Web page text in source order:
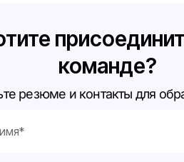
команде?
резюме и контакты для